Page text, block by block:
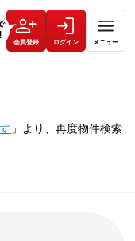
会員登録 ログイン メニュー
」 より、再度物件検索